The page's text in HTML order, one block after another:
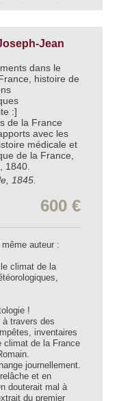
Jean
dans le
histoire de
:]
de la France
avec les
médicale et
de la France,
1840.
1845.
600 €
auteur :
climat de la
!
à travers des
inventaires
de la France
journellement.
et en
douterait mal à
du premier